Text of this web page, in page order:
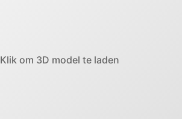
Klik om 3D model te laden